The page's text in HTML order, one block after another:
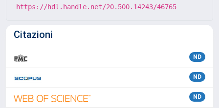
https://hdl.handle.net/20.500.14243/46765
Citazioni
ND
ND
ND